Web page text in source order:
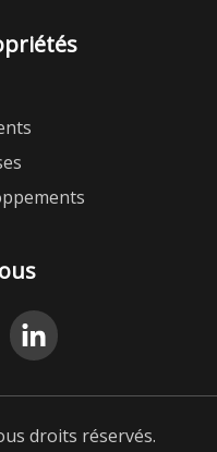
droits réservés.